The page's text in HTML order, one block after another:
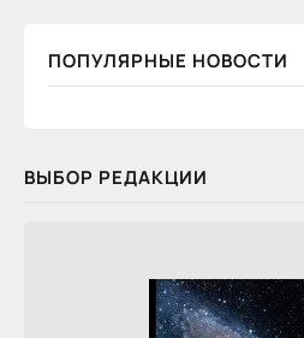
ПОПУЛЯРНЫЕ НОВОСТИ
ВЫБОР РЕДАКЦИИ